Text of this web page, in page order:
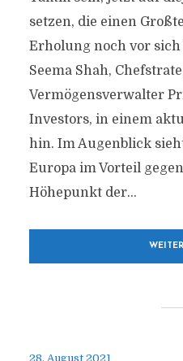
setzen, die einen
Erholung noch vor
Seema Shah,
Vermögensverwalter
Investors, in einem
hin. Im Augenblick
Europa im Vorteil
Höhepunkt der...
28. August 2021